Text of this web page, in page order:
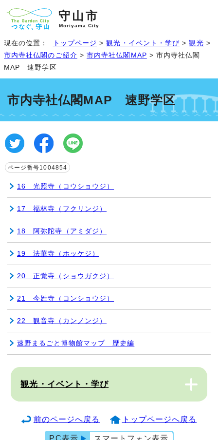
守山市
Moriyama City
現在の位置： トップページ >観光・イベント・学び >観光 >
市内寺社仏閣のご紹介 >市内寺社仏閣MAP > 市内寺社仏閣
MAP 速野学区
市内寺社仏閣MAP 速野学区
ページ番号1004854
16 光照寺（コウショウジ）
17 福林寺（フクリンジ）
18 阿弥陀寺（アミダジ）
19 法華寺（ホッケジ）
20 正覚寺（ショウガクジ）
21 今姓寺（コンショウジ）
22 観音寺（カンノンジ）
速野まるごと博物館マップ 歴史編
観光・イベント・学び
前のページへ戻る トップページへ戻る